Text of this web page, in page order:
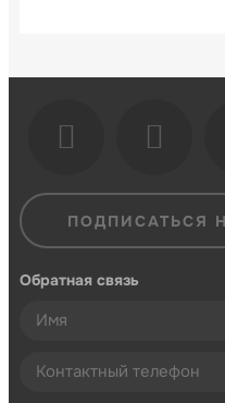
ПОДПИСАТЬСЯ
Обратная связь